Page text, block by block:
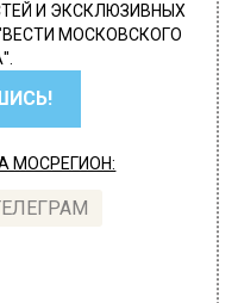
И ЭКСКЛЮЗИВНЫХ
МОСКОВСКОГО
МОСРЕГИОН: